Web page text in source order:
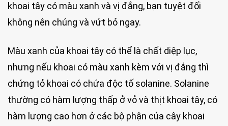
khoai tây có màu xanh và vị đắng, bạn tuyệt đối
không nên chúng và vứt bỏ ngay.
Màu xanh của khoai tây có thể là chất diệp lục,
nhưng nếu khoai có màu xanh kèm với vị đắng thì
chứng tỏ khoai có chứa độc tố solanine. Solanine
thường có hàm lượng thấp ở vỏ và thịt khoai tây, có
hàm lượng cao hơn ở các bộ phận của cây khoai